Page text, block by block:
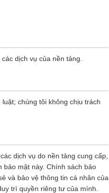
dịch vụ của nền tảng.
chúng tôi không chịu trách
dịch vụ do nền tảng cung cấp,
bảo mật này. Chính sách bảo
và bảo vệ thông tin cá nhân của
trì quyền riêng tư của mình.